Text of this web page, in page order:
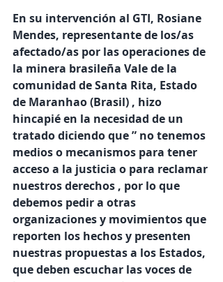
En su intervención al GTI, Rosiane
Mendes, representante de los/as
afectado/as por las operaciones de
la minera brasileña Vale de la
comunidad de Santa Rita, Estado
de Maranhao (Brasil) , hizo
hincapié en la necesidad de un
tratado diciendo que ” no tenemos
medios o mecanismos para tener
acceso a la justicia o para reclamar
nuestros derechos , por lo que
debemos pedir a otras
organizaciones y movimientos que
reporten los hechos y presenten
nuestras propuestas a los Estados,
que deben escuchar las voces de